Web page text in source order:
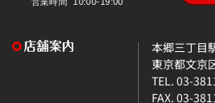
本郷三丁目
東京都文京
TEL. 03-
FAX. 03-